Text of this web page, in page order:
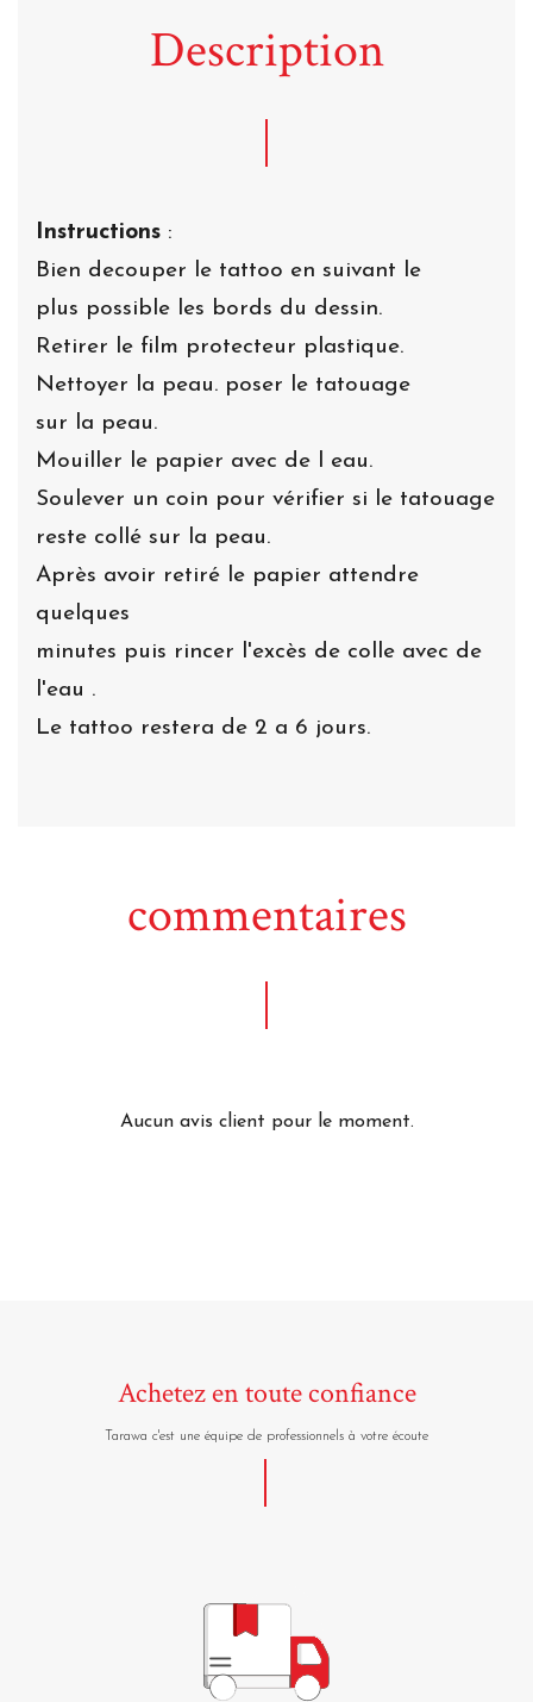
Description
Instructions :
Bien decouper le tattoo en suivant le
plus possible les bords du dessin.
Retirer le film protecteur plastique.
Nettoyer la peau. poser le tatouage
sur la peau.
Mouiller le papier avec de l eau.
Soulever un coin pour vérifier si le tatouage
reste collé sur la peau.
Après avoir retiré le papier attendre
quelques
minutes puis rincer l'excès de colle avec de
l'eau .
Le tattoo restera de 2 a 6 jours.
commentaires
Aucun avis client pour le moment.
Achetez en toute confiance
Tarawa c'est une équipe de professionnels à votre écoute